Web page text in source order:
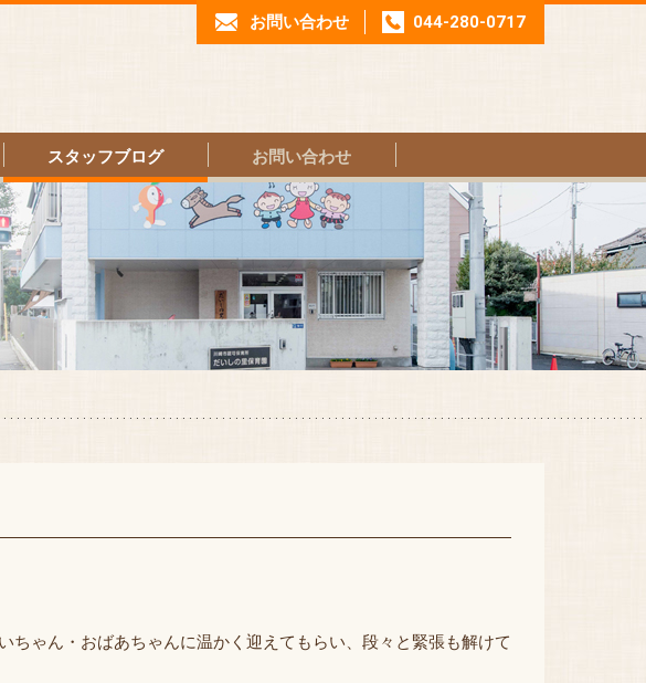
お問い合わせ 044-280-0717
スタッフブログ お問い合わせ
ゃん・おばあちゃんに温かく迎えてもらい、段々と緊張も解けて